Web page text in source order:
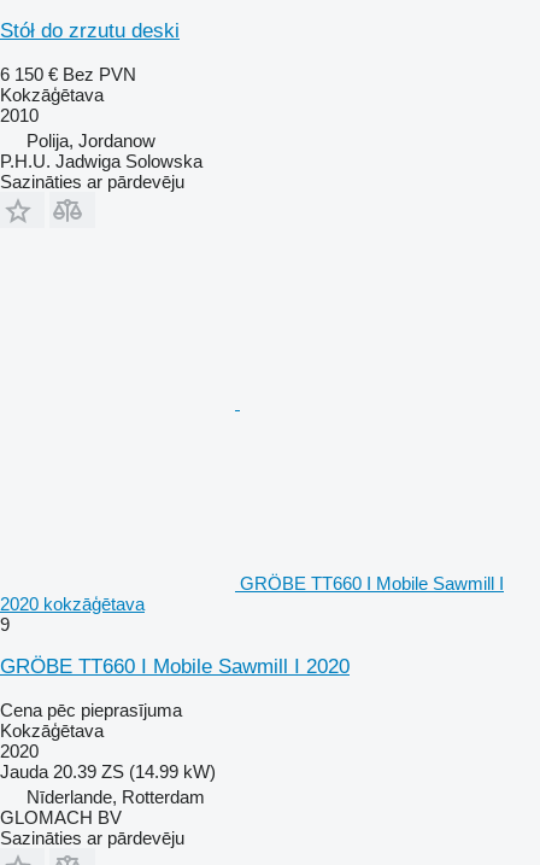
Stół do zrzutu deski
6 150 € Bez PVN
Kokzāģētava
2010
Polija, Jordanow
P.H.U. Jadwiga Solowska
Sazināties ar pārdevēju
GRÖBE TT660 I Mobile Sawmill I
2020 kokzāģētava
9
GRÖBE TT660 I Mobile Sawmill I 2020
Cena pēc pieprasījuma
Kokzāģētava
2020
Jauda 20.39 ZS (14.99 kW)
Nīderlande, Rotterdam
GLOMACH BV
Sazināties ar pārdevēju